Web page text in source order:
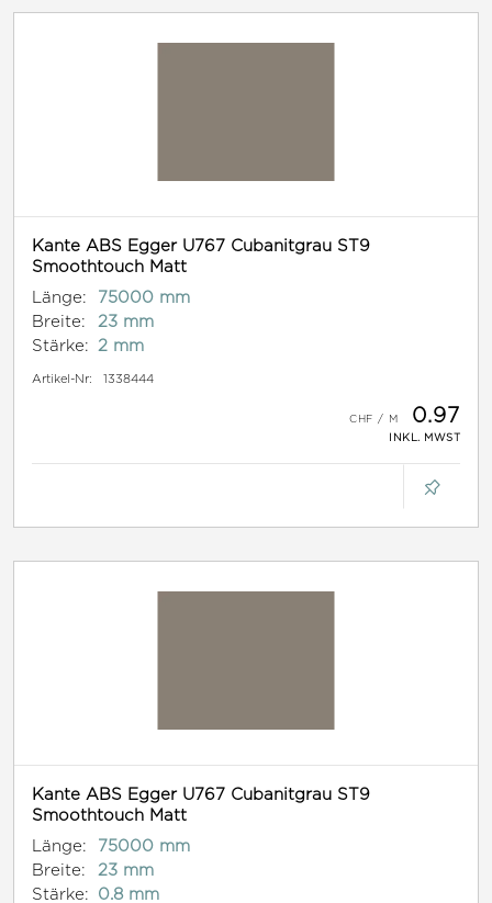
Kante ABS Egger U767 Cubanitgrau ST9
Smoothtouch Matt
Länge:
75000 mm
Breite:
23 mm
Stärke:
2 mm
Artikel-Nr: 1338444
0.97
INKL. MWST
Kante ABS Egger U767 Cubanitgrau ST9
Smoothtouch Matt
Länge:
75000 mm
Breite:
23 mm
Stärke:
0.8 mm